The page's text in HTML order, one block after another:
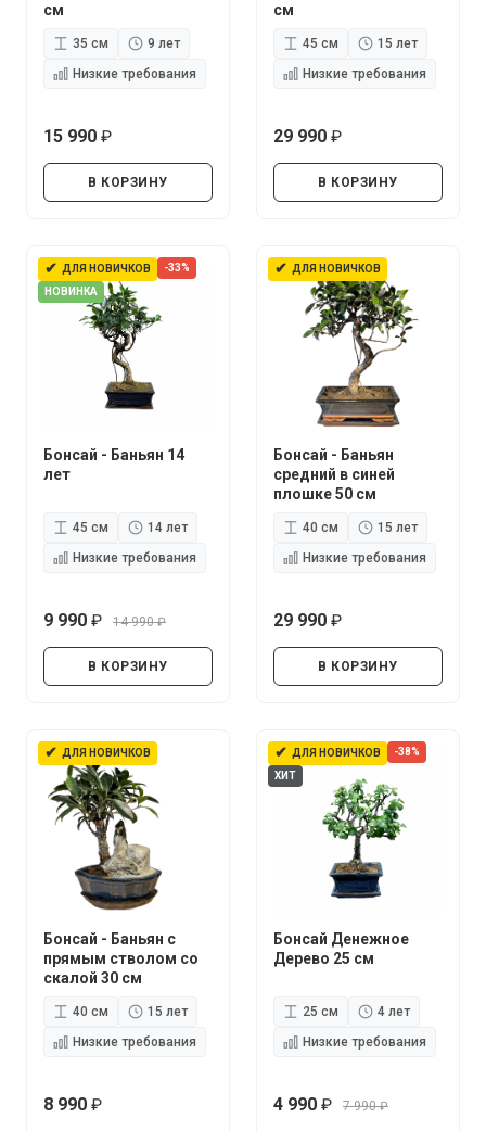
см
35 см
9 лет
Низкие требования
15 990
В КОРЗИНУ
см
45 см
15 лет
Низкие требования
29 990
В КОРЗИНУ
✔ ДЛЯ НОВИЧКОВ
-33%
НОВИНКА
Бонсай - Баньян 14
лет
45 см
14 лет
Низкие требования
9 990
14 990
В КОРЗИНУ
✔ ДЛЯ НОВИЧКОВ
Бонсай - Баньян
средний в синей
плошке 50 см
40 см
15 лет
Низкие требования
29 990
В КОРЗИНУ
✔ ДЛЯ НОВИЧКОВ
Бонсай - Баньян с
прямым стволом со
скалой 30 см
40 см
15 лет
Низкие требования
8 990
✔ ДЛЯ НОВИЧКОВ
-38%
ХИТ
Бонсай Денежное
Дерево 25 см
25 см
4 лет
Низкие требования
4 990
7 990